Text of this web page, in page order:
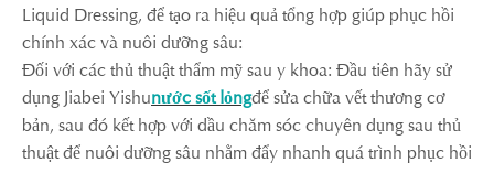
Liquid Dressing, để tạo ra hiệu quả tổng hợp giúp phục hồi
chính xác và nuôi dưỡng sâu:
Đối với các thủ thuật thẩm mỹ sau y khoa: Đầu tiên hãy sử
dụng Jiabei Yishunước sốt lỏngđể sửa chữa vết thương cơ
bản, sau đó kết hợp với dầu chăm sóc chuyên dụng sau thủ
thuật để nuôi dưỡng sâu nhằm đẩy nhanh quá trình phục hồi